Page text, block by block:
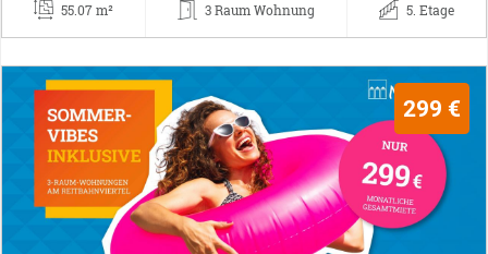
55.07 m² 3 Raum Wohnung 5. Etage
299 €